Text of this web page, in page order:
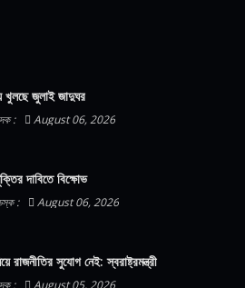
জুলাই জাদুঘর
: August 06, 2026
দাবিতে বিক্ষোভ
: August 06, 2026
রাজনীতির সুযোগ নেই: স্বরাষ্ট্রমন্ত্রী
: August 05, 2026